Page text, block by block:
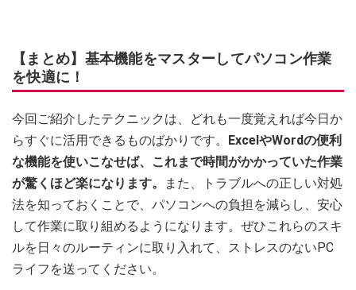
【まとめ】基本機能をマスターしてパソコン作業
を快適に！
今回ご紹介したテクニックは、どれも一度覚えれば今日か
らすぐに活用できるものばかりです。 ExcelやWordの便利
な機能を使いこなせば、これまで時間がかかっていた作業
が驚くほど楽になります。
また、トラブルへの正しい対処
法を知っておくことで、パソコンへの負担を減らし、安心
して作業に取り組めるようになります。ぜひこれらのスキ
ルを日々のルーティンに取り入れて、ストレスのないPC
ライフを送ってください。